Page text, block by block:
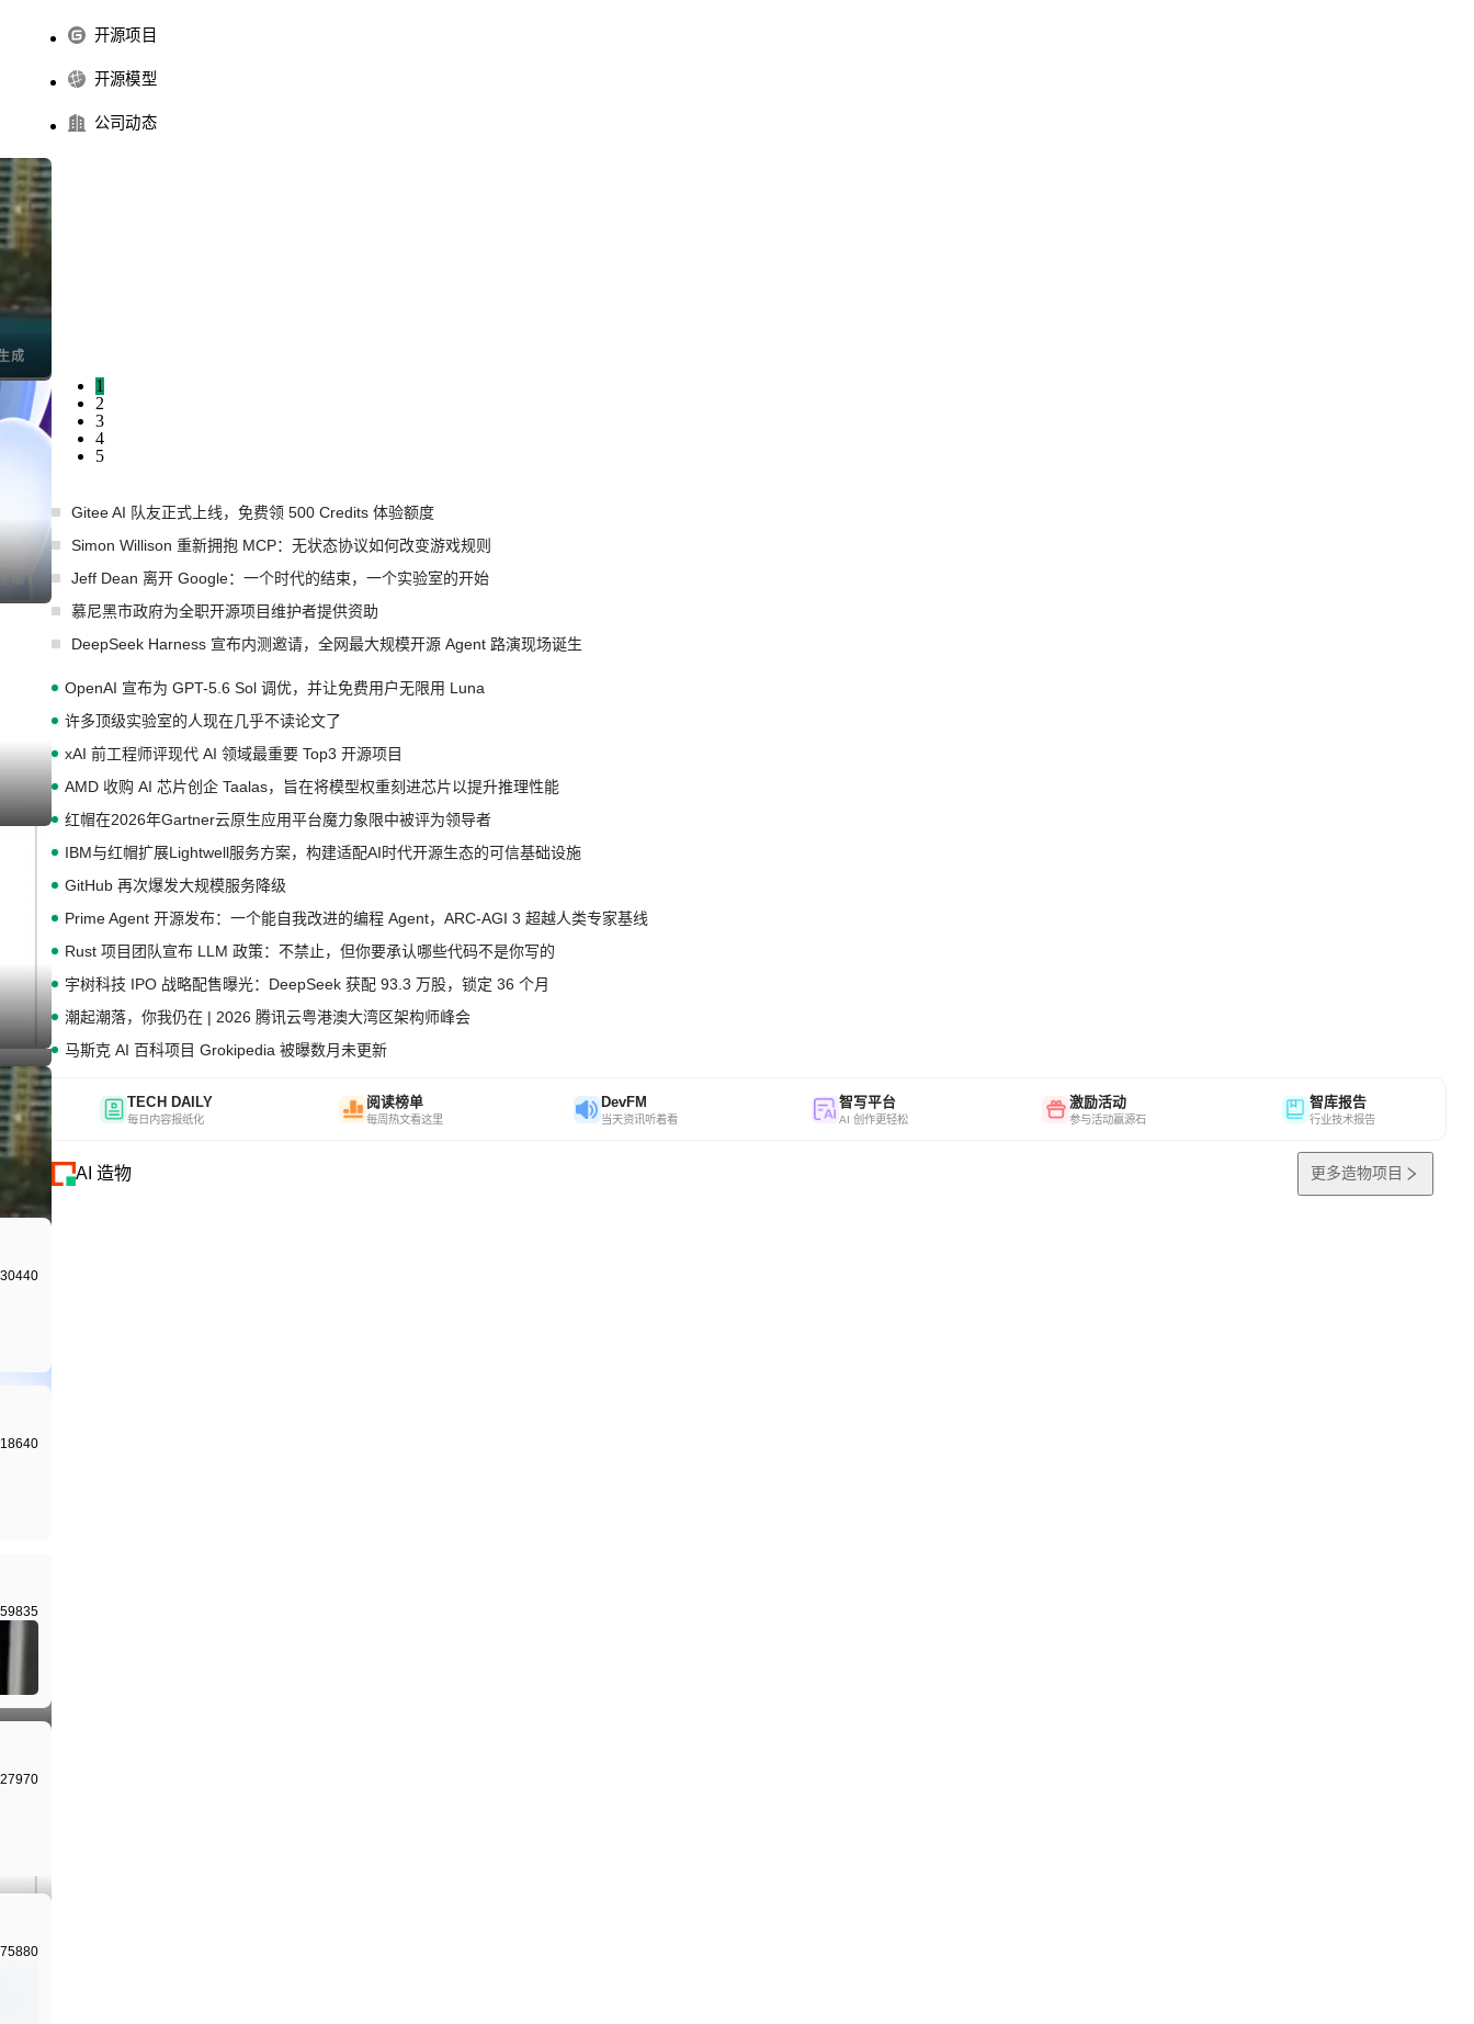
开源项目
开源模型
公司动态
成
成
成
成
1
2
3
4
5
Gitee AI 队友正式上线，免费领 500 Credits 体验额度
Simon Willison 重新拥抱 MCP：无状态协议如何改变游戏规则
Jeff Dean 离开 Google：一个时代的结束，一个实验室的开始
慕尼黑市政府为全职开源项目维护者提供资助
DeepSeek Harness 宣布内测邀请，全网最大规模开源 Agent 路演现场诞生
OpenAI 宣布为 GPT-5.6 Sol 调优，并让免费用户无限用 Luna
许多顶级实验室的人现在几乎不读论文了
xAI 前工程师评现代 AI 领域最重要 Top3 开源项目
AMD 收购 AI 芯片创企 Taalas，旨在将模型权重刻进芯片以提升推理性能
红帽在2026年Gartner云原生应用平台魔力象限中被评为领导者
IBM与红帽扩展Lightwell服务方案，构建适配AI时代开源生态的可信基础设施
GitHub 再次爆发大规模服务降级
Prime Agent 开源发布：一个能自我改进的编程 Agent，ARC-AGI 3 超越人类专家基线
Rust 项目团队宣布 LLM 政策：不禁止，但你要承认哪些代码不是你写的
宇树科技 IPO 战略配售曝光：DeepSeek 获配 93.3 万股，锁定 36 个月
潮起潮落，你我仍在 | 2026 腾讯云粤港澳大湾区架构师峰会
马斯克 AI 百科项目 Grokipedia 被曝数月未更新
TECH DAILY
每日内容报纸化
阅读榜单
每周热文看这里
DevFM
当天资讯听着看
智写平台
AI 创作更轻松
激励活动
参与活动赢源石
智库报告
行业技术报告
AI 造物 更多造物项目